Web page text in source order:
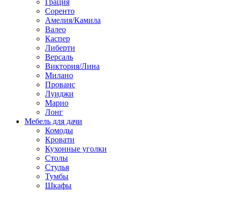
Грация
Соренто
Амелия/Камила
Валео
Каспер
Либерти
Версаль
Виктория/Лина
Милано
Прованс
Луиджи
Марио
Лонг
Мебель для дачи
Комоды
Кровати
Кухонные уголки
Столы
Стулья
Тумбы
Шкафы